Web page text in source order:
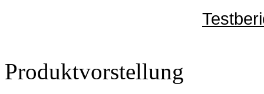
Produktvorstellung